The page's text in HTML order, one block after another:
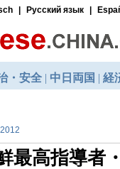
最高指導者